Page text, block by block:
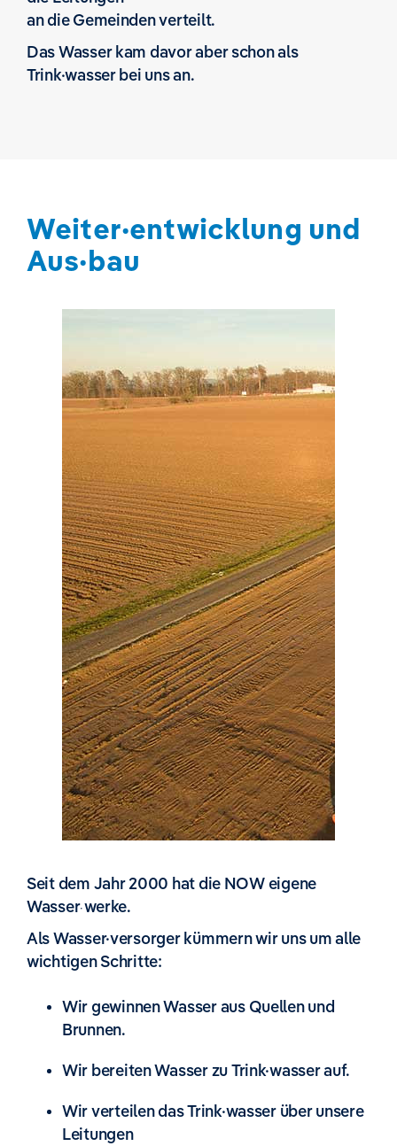
an die Gemeinden verteilt.
Das Wasser kam davor aber schon als
Trink·wasser bei uns an.
Weiter·entwicklung und
Aus·bau
Seit dem Jahr 2000 hat die NOW eigene
Wasser·werke.
Als Wasser·versorger kümmern wir uns um alle
wichtigen Schritte:
Wir gewinnen Wasser aus Quellen und
Brunnen.
Wir bereiten Wasser zu Trink·wasser auf.
Wir verteilen das Trink·wasser über unsere
Leitungen